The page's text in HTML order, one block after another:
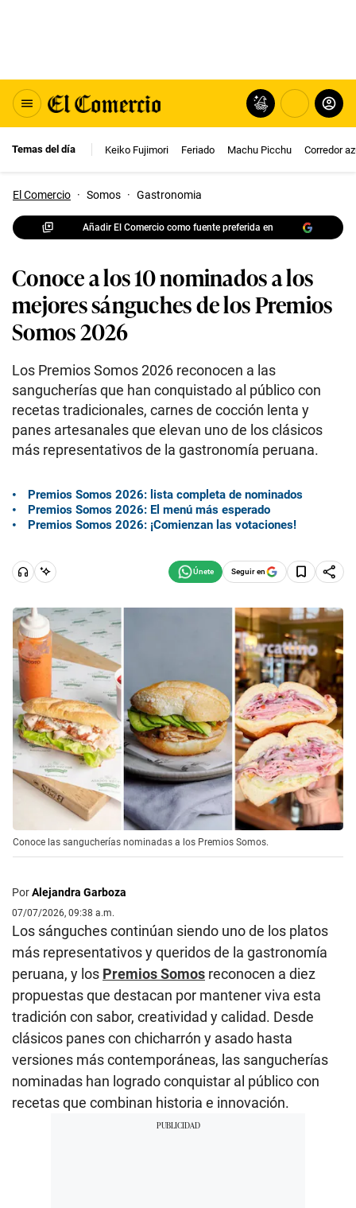
Temas del día Keiko Fujimori Feriado Machu Picchu Corredor
El Comercio · Somos · Gastronomia
Añadir El Comercio como fuente preferida en
Conoce a los 10 nominados a los
mejores sánguches de los Premios
Somos 2026
Los Premios Somos 2026 reconocen a las
sangucherías que han conquistado al público con
recetas tradicionales, carnes de cocción lenta y
panes artesanales que elevan uno de los clásicos
más representativos de la gastronomía peruana.
Premios Somos 2026: lista completa de nominados
Premios Somos 2026: El menú más esperado
Premios Somos 2026: ¡Comienzan las votaciones!
Seguir en
Conoce las sangucherías nominadas a los Premios Somos.
PorAlejandra Garboza
07/07/2026, 09:38 a.m.
Los sánguches continúan siendo uno de los platos
más representativos y queridos de la gastronomía
peruana, y los Premios Somos reconocen a diez
propuestas que destacan por mantener viva esta
tradición con sabor, creatividad y calidad. Desde
clásicos panes con chicharrón y asado hasta
versiones más contemporáneas, las sangucherías
nominadas han logrado conquistar al público con
recetas que combinan historia e innovación.